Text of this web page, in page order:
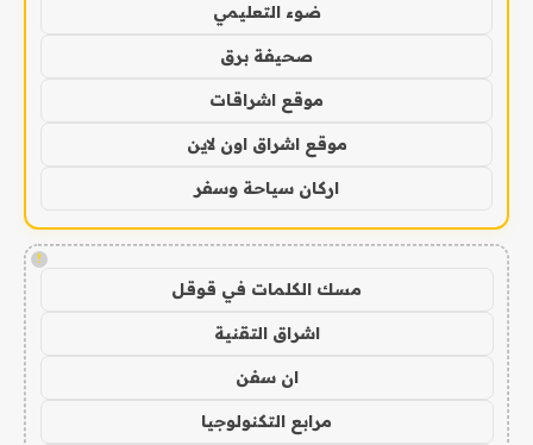
ضوء التعليمي
صحيفة برق
موقع اشراقات
موقع اشراق اون لاين
اركان سياحة وسفر
!
مسك الكلمات في قوقل
اشراق التقنية
ان سفن
مرابع التكنولوجيا